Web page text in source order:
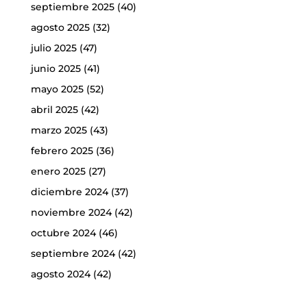
septiembre 2025(40)
agosto 2025(32)
julio 2025(47)
junio 2025(41)
mayo 2025(52)
abril 2025(42)
marzo 2025(43)
febrero 2025(36)
enero 2025(27)
diciembre 2024(37)
noviembre 2024(42)
octubre 2024(46)
septiembre 2024(42)
agosto 2024(42)